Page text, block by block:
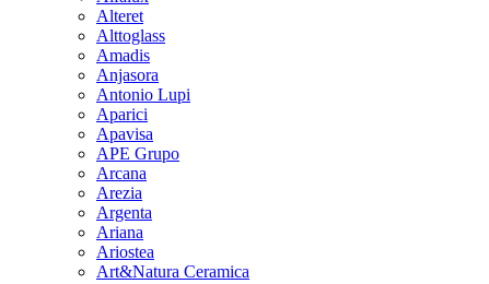
Alteret
Alttoglass
Amadis
Anjasora
Antonio Lupi
Aparici
Apavisa
APE Grupo
Arcana
Arezia
Argenta
Ariana
Ariostea
Art&Natura Ceramica